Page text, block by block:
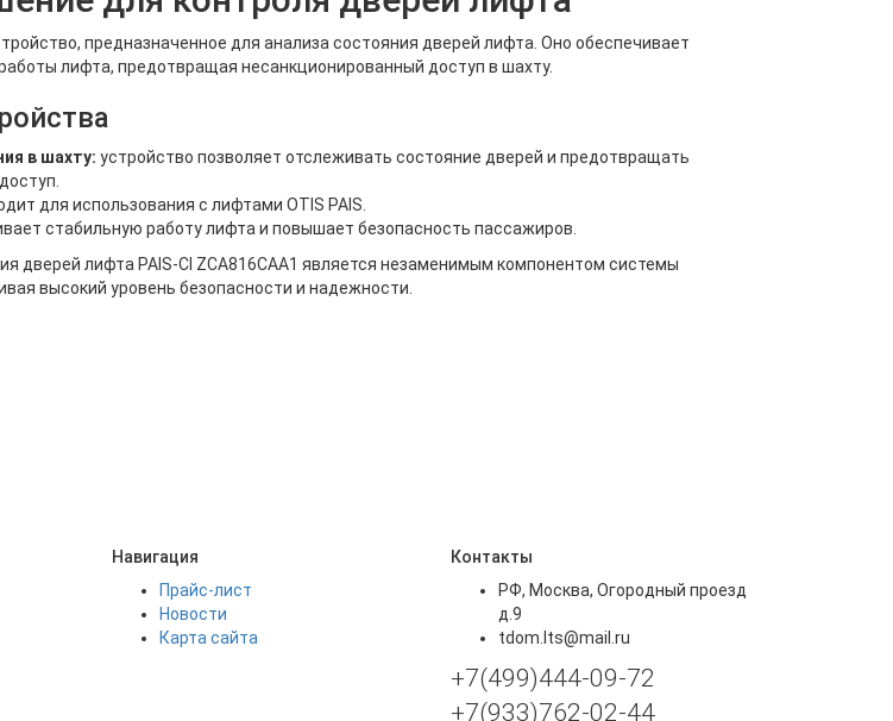
предназначенное для анализа состояния дверей лифта. Оно обеспечивает
лифта, предотвращая несанкционированный доступ в шахту.
в шахту: устройство позволяет отслеживать состояние дверей и предотвращать
для использования с лифтами OTIS PAIS.
стабильную работу лифта и повышает безопасность пассажиров.
дверей лифта PAIS-CI ZCA816CAA1 является незаменимым компонентом системы
высокий уровень безопасности и надежности.
Навигация
Прайс-лист
Новости
Карта сайта
Контакты
РФ, Москва, Огородный проезд
д.9
tdom.lts@mail.ru
+7(499)444-09-72
+7(933)762-02-44